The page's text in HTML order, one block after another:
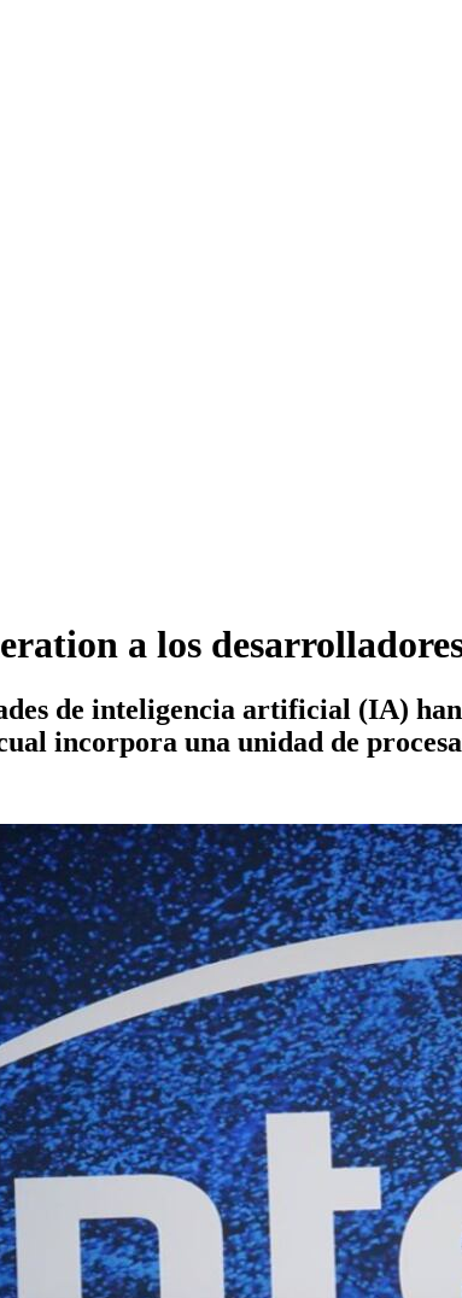
a los
de inteligencia artificial (IA)
incorpora una unidad de